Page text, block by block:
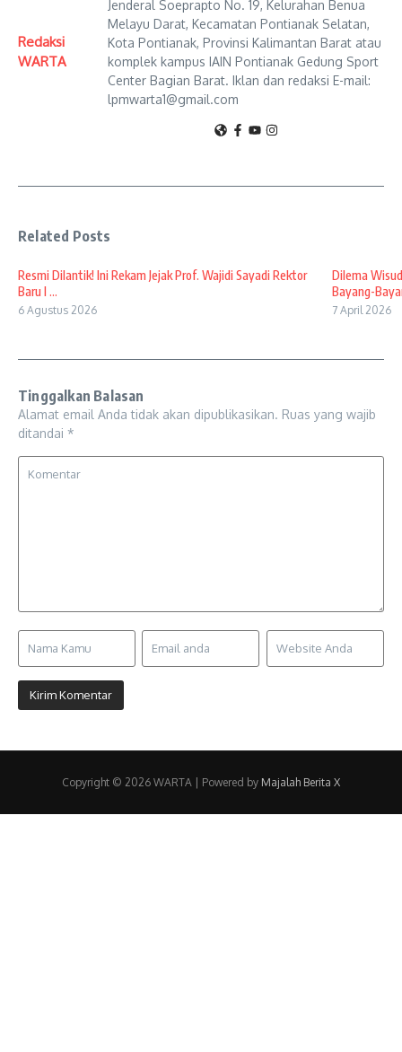
Redaksi
WARTA
Jenderal Soeprapto No. 19, Kelurahan Benua
Melayu Darat, Kecamatan Pontianak Selatan,
Kota Pontianak, Provinsi Kalimantan Barat atau
komplek kampus IAIN Pontianak Gedung Sport
Center Bagian Barat. Iklan dan redaksi E-mail:
lpmwarta1@gmail.com
Related Posts
Resmi Dilantik! Ini Rekam Jejak Prof. Wajidi Sayadi Rektor
Baru I ...
6 Agustus 2026
Dilema
Bayang-
7 April 2026
Tinggalkan Balasan
Alamat email Anda tidak akan dipublikasikan. Ruas yang wajib
ditandai *
Copyright © 2026 WARTA | Powered by Majalah Berita X